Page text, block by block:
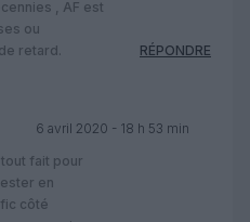
, AF est
ou
retard.
RÉPONDRE
6 avril 2020 - 18 h 53 min
fait pour
en
côté